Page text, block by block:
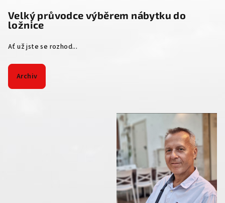
Velký průvodce výběrem nábytku do
ložnice
Ať už jste se rozhod...
Archiv